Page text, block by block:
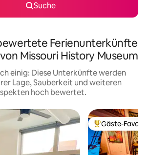
Suche
Ferienunterkünfte
Missouri History Museum
einig: Diese Unterkünfte werden
Lage, Sauberkeit und weiteren
hoch bewertet.
Beliebter Gäste-
Gäste-Favorit